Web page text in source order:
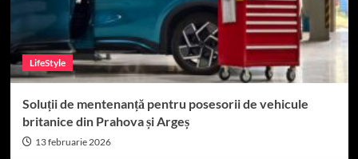
LifeStyle
Soluții de mentenanță pentru posesorii de vehicule
britanice din Prahova și Argeș
13 februarie 2026